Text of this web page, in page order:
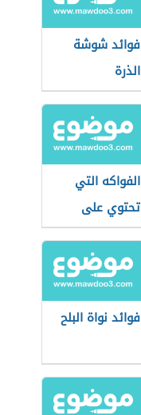
فوائد شوشة
الذرة
الفواكه التي
تحتوي على
البوتاسيوم
فوائد نواة البلح